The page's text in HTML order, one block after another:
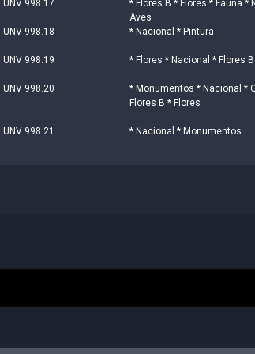
UNV 998.17
* Flores B * Flores * Fauna *
Aves
UNV 998.18 * Nacional * Pintura
UNV 998.19 * Flores * Nacional * Flores B
UNV 998.20
* Monumentos * Nacional *
Flores B * Flores
UNV 998.21 * Nacional * Monumentos